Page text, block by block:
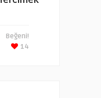
Beğeni!
14